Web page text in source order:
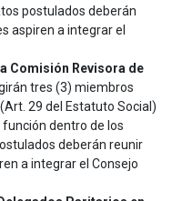
postulados deberán
aspiren a integrar el
Comisión Revisora de
tres (3) miembros
29 del Estatuto Social)
dentro de los
deberán reunir
a integrar el Consejo